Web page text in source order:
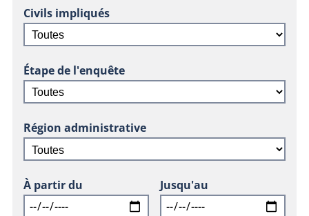
Civils impliqués
Étape de l'enquête
Région administrative
À partir du Jusqu'au